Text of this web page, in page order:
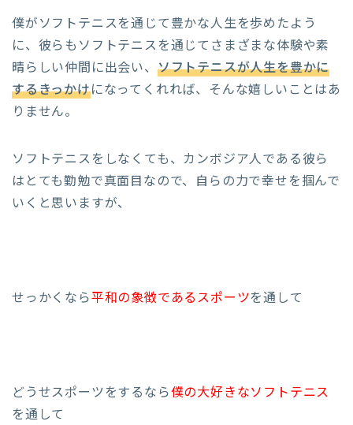
僕がソフトテニスを通じて豊かな人生を歩めたよう
に、彼らもソフトテニスを通じてさまざまな体験や素
晴らしい仲間に出会い、 ソフトテニスが人生を豊かに
するきっかけになってくれれば、そんな嬉しいことはあ
りません。
ソフトテニスをしなくても、カンボジア人である彼ら
はとても勤勉で真面目なので、自らの力で幸せを掴んで
いくと思いますが、
せっかくなら平和の象徴であるスポーツを通して
どうせスポーツをするなら僕の大好きなソフトテニス
を通して